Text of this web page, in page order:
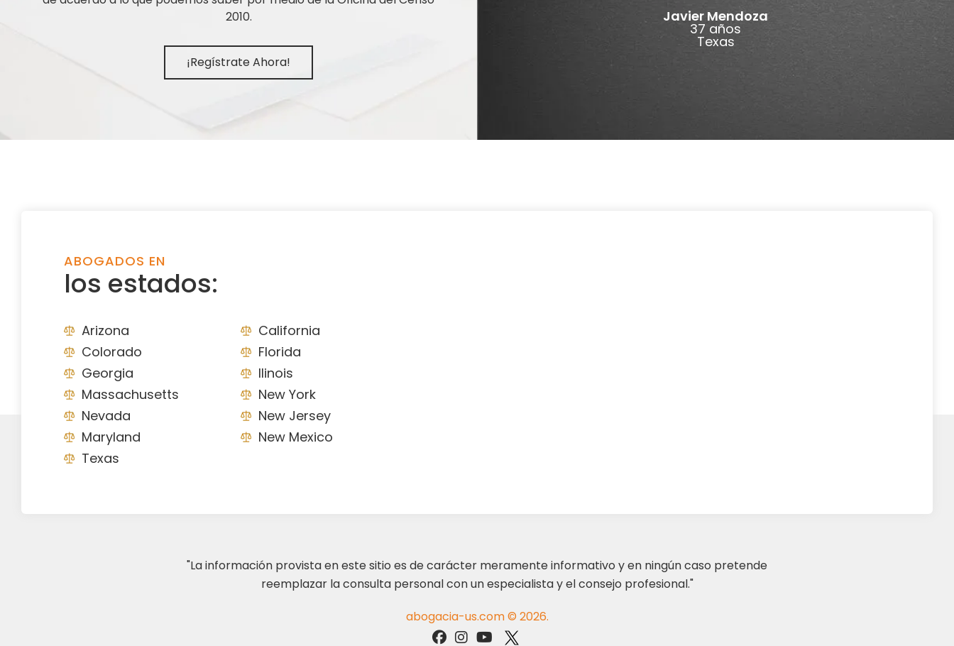
2010.
¡Regístrate Ahora!
Javier Mendoza
37 años
Texas
ABOGADOS EN
los estados:
Arizona
California
Colorado
Florida
Georgia
Ilinois
Massachusetts
New York
Nevada
New Jersey
Maryland
New Mexico
Texas
"La información provista en este sitio es de carácter meramente informativo y en ningún caso pretende
reemplazar la consulta personal con un especialista y el consejo profesional."
abogacia-us.com © 2026.